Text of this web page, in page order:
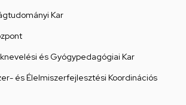
Kar
és Gyógypedagógiai Kar
és Élelmiszerfejlesztési Koordinációs